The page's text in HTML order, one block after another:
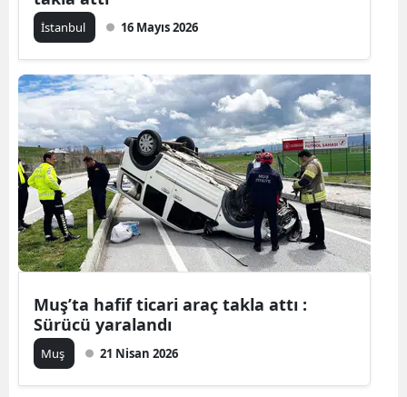
Gümüşhane
Hakkari
Hatay
Isparta
Mersin
İstanbul
Kastamonu
İstanbul 16 Mayıs 2026
Muş’ta hafif ticari araç takla attı :
Sürücü yaralandı
Muş 21 Nisan 2026